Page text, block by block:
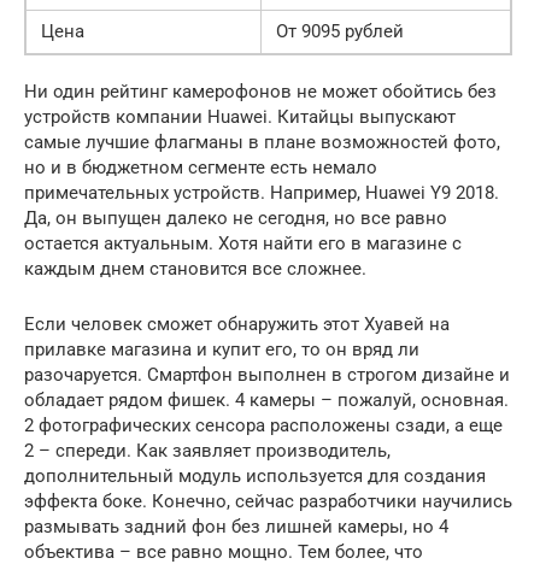
Цена
От 9095 рублей
Ни один рейтинг камерофонов не может обойтись без
устройств компании Huawei. Китайцы выпускают
самые лучшие флагманы в плане возможностей фото,
но и в бюджетном сегменте есть немало
примечательных устройств. Например, Huawei Y9 2018.
Да, он выпущен далеко не сегодня, но все равно
остается актуальным. Хотя найти его в магазине с
каждым днем становится все сложнее.
Если человек сможет обнаружить этот Хуавей на
прилавке магазина и купит его, то он вряд ли
разочаруется. Смартфон выполнен в строгом дизайне и
обладает рядом фишек. 4 камеры – пожалуй, основная.
2 фотографических сенсора расположены сзади, а еще
2 – спереди. Как заявляет производитель,
дополнительный модуль используется для создания
эффекта боке. Конечно, сейчас разработчики научились
размывать задний фон без лишней камеры, но 4
объектива – все равно мощно. Тем более, что